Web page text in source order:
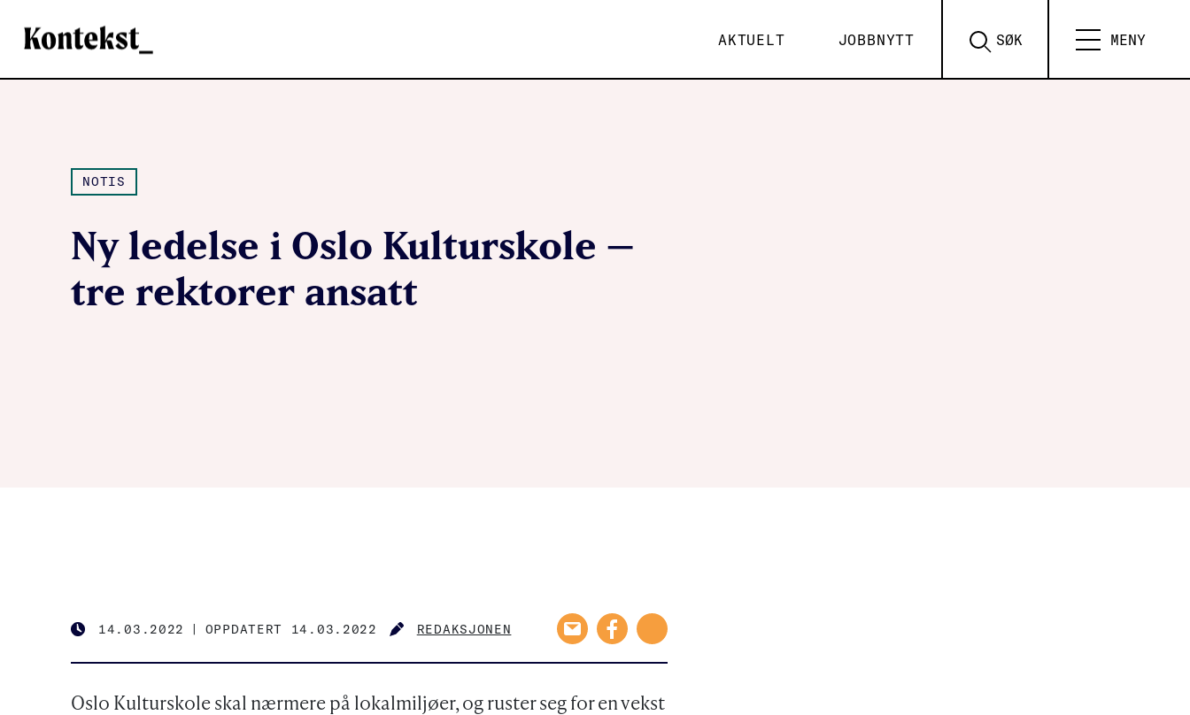
Kontekst AKTUELT JOBBNYTT SØK MENY
NOTIS
Ny ledelse i Oslo Kulturskole –
tre rektorer ansatt
PUBLISHED
14.03.2022 | OPPDATERT 14.03.2022
AUTHOR
REDAKSJONEN
Oslo Kulturskole skal nærmere på lokalmiljøer, og ruster seg for en vekst